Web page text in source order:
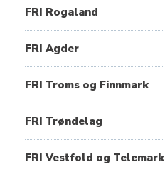
FRI Rogaland
FRI Agder
FRI Troms og Finnmark
FRI Trøndelag
FRI Vestfold og Telemark